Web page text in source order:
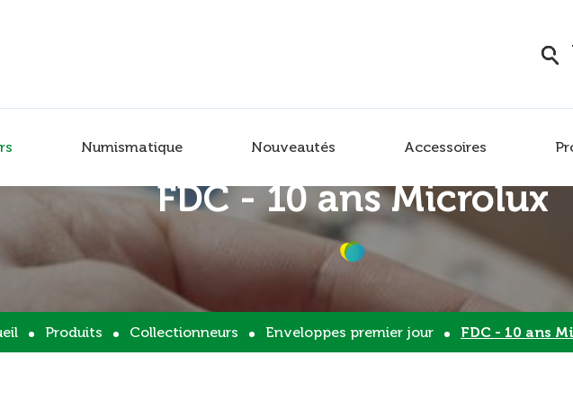
Numismatique Nouveautés Accessoires
FDC - 10 ans Microlux
Produits Collectionneurs Enveloppes premier jour FDC - 10 ans